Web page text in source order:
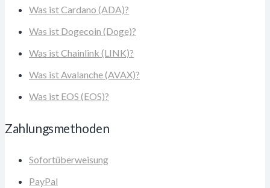
Was ist Cardano (ADA)?
Was ist Dogecoin (Doge)?
Was ist Chainlink (LINK)?
Was ist Avalanche (AVAX)?
Was ist EOS (EOS)?
Zahlungsmethoden
Sofortüberweisung
PayPal